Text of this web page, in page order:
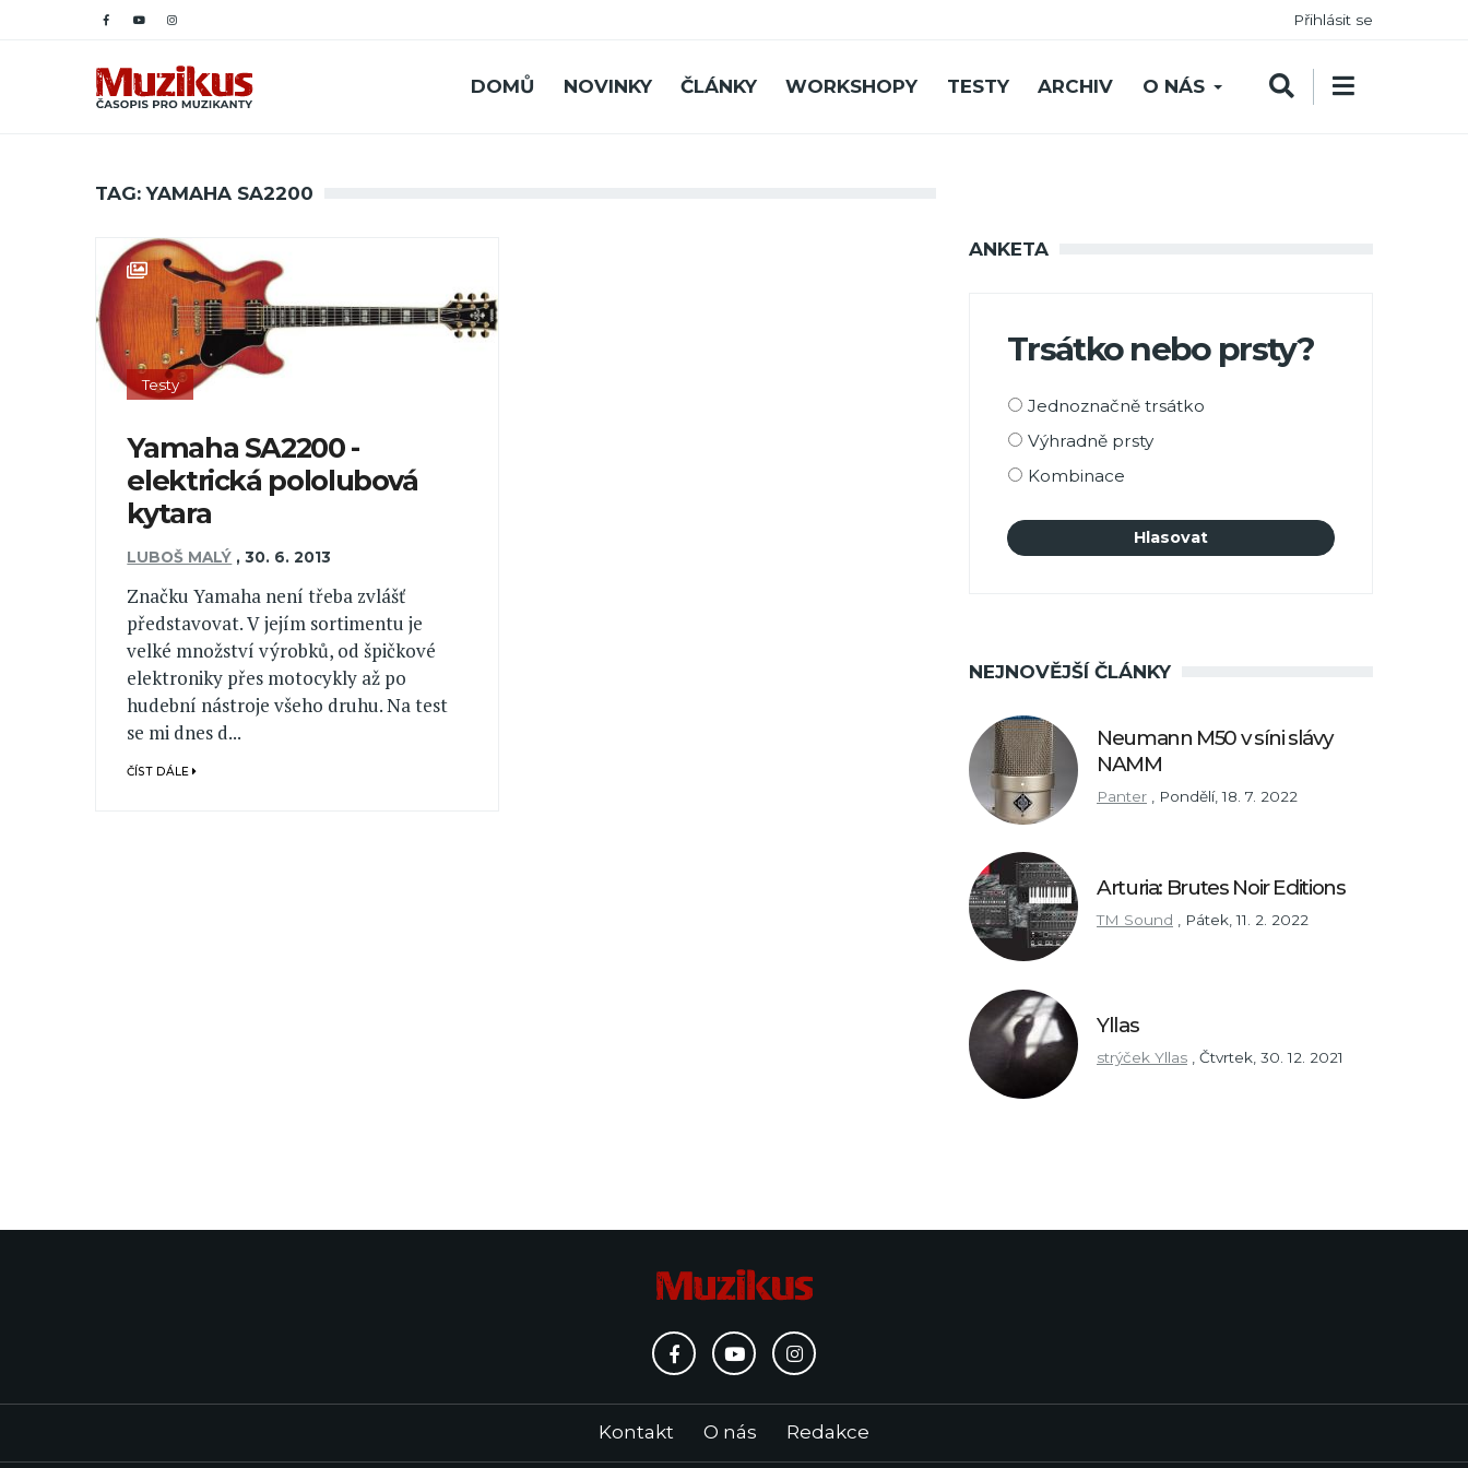
Přihlásit se
DOMŮ NOVINKY ČLÁNKY WORKSHOPY TESTY ARCHIV O NÁS
TAG: YAMAHA SA2200
Testy
Yamaha SA2200 -
elektrická pololubová
kytara
LUBOŠ MALÝ ,30. 6. 2013
Značku Yamaha není třeba zvlášť
představovat. V jejím sortimentu je
velké množství výrobků, od špičkové
elektroniky přes motocykly až po
hudební nástroje všeho druhu. Na test
se mi dnes d...
ČÍST DÁLE
ANKETA
Trsátko nebo prsty?
Možnosti
Jednoznačně trsátko
Výhradně prsty
Kombinace
NEJNOVĚJŠÍ ČLÁNKY
Neumann M50 v síni slávy
NAMM
Panter Pondělí, 18. 7. 2022
Arturia: Brutes Noir Editions
TM Sound Pátek, 11. 2. 2022
Yllas
strýček Yllas Čtvrtek, 30. 12. 2021
Kontakt O nás Redakce